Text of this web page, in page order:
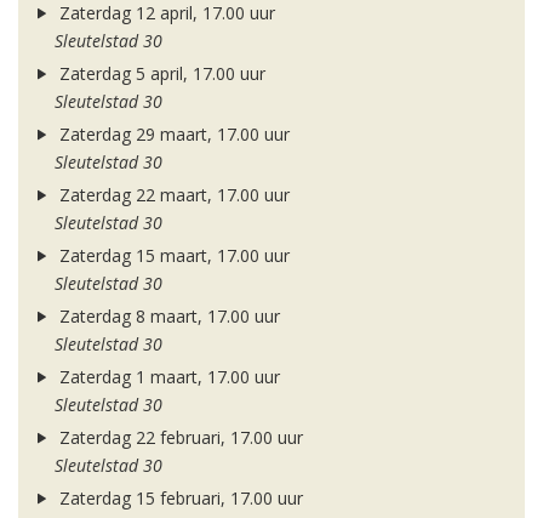
Zaterdag 12 april, 17.00 uur
Sleutelstad 30
Zaterdag 5 april, 17.00 uur
Sleutelstad 30
Zaterdag 29 maart, 17.00 uur
Sleutelstad 30
Zaterdag 22 maart, 17.00 uur
Sleutelstad 30
Zaterdag 15 maart, 17.00 uur
Sleutelstad 30
Zaterdag 8 maart, 17.00 uur
Sleutelstad 30
Zaterdag 1 maart, 17.00 uur
Sleutelstad 30
Zaterdag 22 februari, 17.00 uur
Sleutelstad 30
Zaterdag 15 februari, 17.00 uur